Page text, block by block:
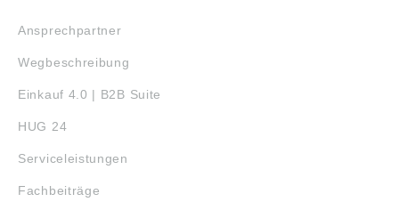
Ansprechpartner
Wegbeschreibung
Einkauf 4.0 | B2B Suite
HUG 24
Serviceleistungen
Fachbeiträge